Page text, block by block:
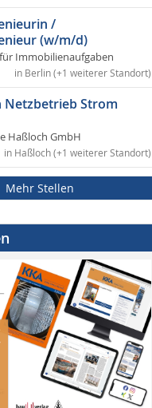
/
(w/m/d)
Immobilienaufgaben
in Berlin (+1 weiterer Standort)
Strom
Haßloch GmbH
in Haßloch (+1 weiterer Standort)
Mehr Stellen